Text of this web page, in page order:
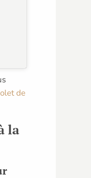
de
la